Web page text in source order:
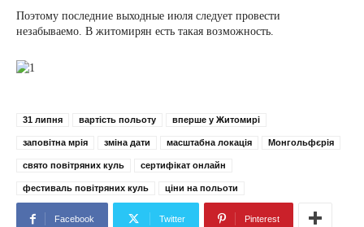
Поэтому последние выходные июля следует провести
незабываемо. В житомирян есть такая возможность.
31 липня вартість польоту вперше у Житомирі
заповітна мрія зміна дати масштабна локація Монгольфєрія
свято повітряних куль сертифікат онлайн
фестиваль повітряних куль ціни на польоти
Facebook Twitter Pinterest